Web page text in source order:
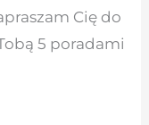
Cię do
5 poradami